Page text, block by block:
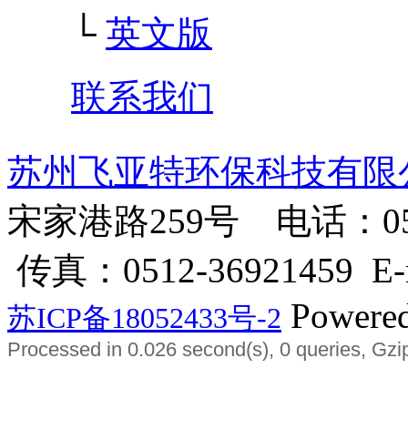
└ 英文版
联系我们
苏州飞亚特环保科技有限
宋家港路259号 电话：
传真：0512-36921459
苏ICP备18052433号-2
Processed in 0.026 second(s), 0 queries,